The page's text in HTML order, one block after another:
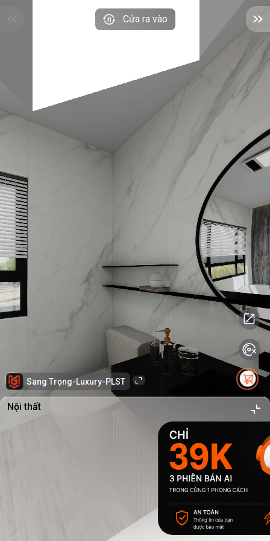
Cửa ra vào
Sang Trọng-Luxury-PLST
Nội thất